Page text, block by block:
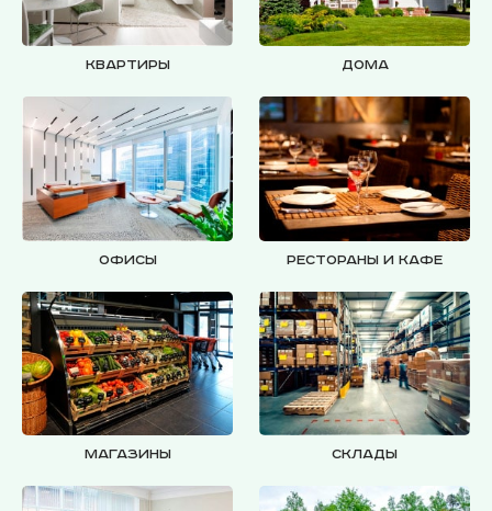
Квартиры Дома
Офисы Рестораны и кафе
Магазины Склады